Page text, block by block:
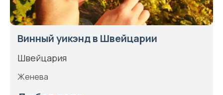
Винный уикэнд в Швейцарии
Швейцария
Женева